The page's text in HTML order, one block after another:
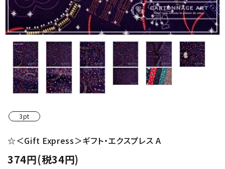
Jolipapier
デコレーション材料
道具類
基本材料
ガイドライン
3pt
☆＜Gift Express＞ギフト・エクスプレス A
374円(税34円)